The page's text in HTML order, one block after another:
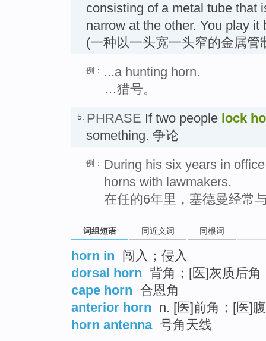
consisting of a metal tube that
narrow at the other. You play
(一种以一头宽一头窄的金属
例：
...a hunting horn.
…猎号。
5. PHRASE If two people lock
something. 争论
例： During his six years in
horns with lawmakers.
在任的6年里，塞德曼经常
词组短语 同近义词 同根词
horn in 闯入；侵入
dorsal horn 背角；[医]灰质后角
cape horn 合恩角
anterior horn n. [医]前角；[医]
horn antenna 号角天线